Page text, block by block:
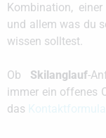
Kombination,
und allem was du
wissen solltest.
Ob Skilanglauf-
immer ein offenes
das